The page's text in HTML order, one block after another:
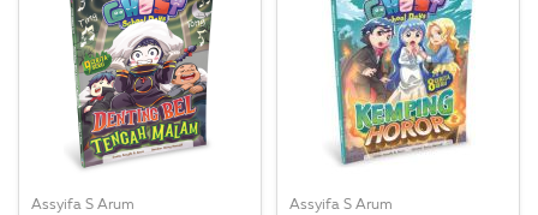
Assyifa S Arum Assyifa S Arum